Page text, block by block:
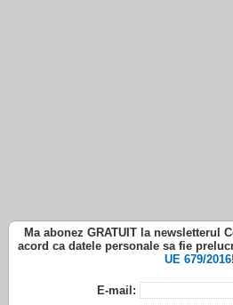
Ma abonez GRATUIT la newsletterul
acord ca datele personale sa fie
UE 679/2016!
E-mail: